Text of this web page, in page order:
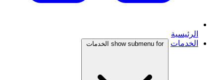
الرئيسية
الخدمات
show submenu for الخدمات